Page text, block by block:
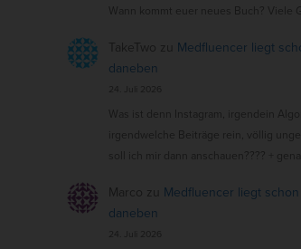
Wann kommt euer neues Buch? Viele
TakeTwo zu Medfluencer liegt
daneben
24. Juli 2026
Was ist denn Instagram, irgendein
irgendwelche Beiträge rein, völlig
Marco zu Medfluencer liegt
daneben
24. Juli 2026